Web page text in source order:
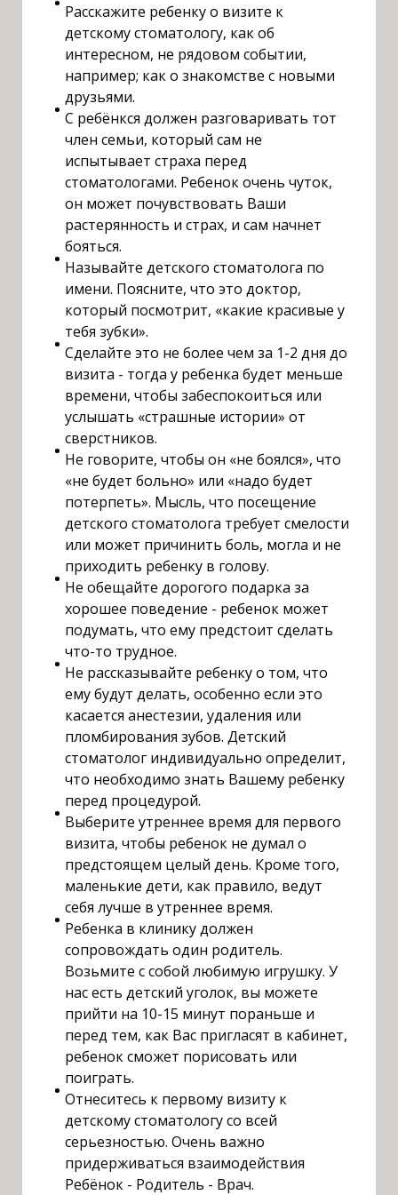
Расскажите ребенку о визите к
детскому стоматологу, как об
интересном, не рядовом событии,
например; как о знакомстве с новыми
друзьями.
С ребёнкся должен разговаривать тот
член семьи, который сам не
испытывает страха перед
стоматологами. Ребенок очень чуток,
он может почувствовать Ваши
растерянность и страх, и сам начнет
бояться.
Называйте детского стоматолога по
имени. Поясните, что это доктор,
который посмотрит, «какие красивые у
тебя зубки».
Сделайте это не более чем за 1-2 дня до
визита - тогда у ребенка будет меньше
времени, чтобы забеспокоиться или
услышать «страшные истории» от
сверстников.
Не говорите, чтобы он «не боялся», что
«не будет больно» или «надо будет
потерпеть». Мысль, что посещение
детского стоматолога требует смелости
или может причинить боль, могла и не
приходить ребенку в голову.
Не обещайте дорогого подарка за
хорошее поведение - ребенок может
подумать, что ему предстоит сделать
что-то трудное.
Не рассказывайте ребенку о том, что
ему будут делать, особенно если это
касается анестезии, удаления или
пломбирования зубов. Детский
стоматолог индивидуально определит,
что необходимо знать Вашему ребенку
перед процедурой.
Выберите утреннее время для первого
визита, чтобы ребенок не думал о
предстоящем целый день. Кроме того,
маленькие дети, как правило, ведут
себя лучше в утреннее время.
Ребенка в клинику должен
сопровождать один родитель.
Возьмите с собой любимую игрушку. У
нас есть детский уголок, вы можете
прийти на 10-15 минут пораньше и
перед тем, как Вас пригласят в кабинет,
ребенок сможет порисовать или
поиграть.
Отнеситесь к первому визиту к
детскому стоматологу со всей
серьезностью. Очень важно
придерживаться взаимодействия
Ребёнок - Родитель - Врач.